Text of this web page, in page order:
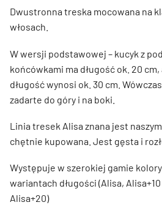
Dwustronna treska mocowana na
włosach.
W wersji podstawowej – kucyk z
końcówkami ma długość ok. 20
długość wynosi ok. 30 cm.
zadarte do góry i na boki.
Linia tresek Alisa znana jest
chętnie kupowana. Jest gęsta i
Występuje w szerokiej gamie
wariantach długości (Alisa, Alisa+10
Alisa+20)